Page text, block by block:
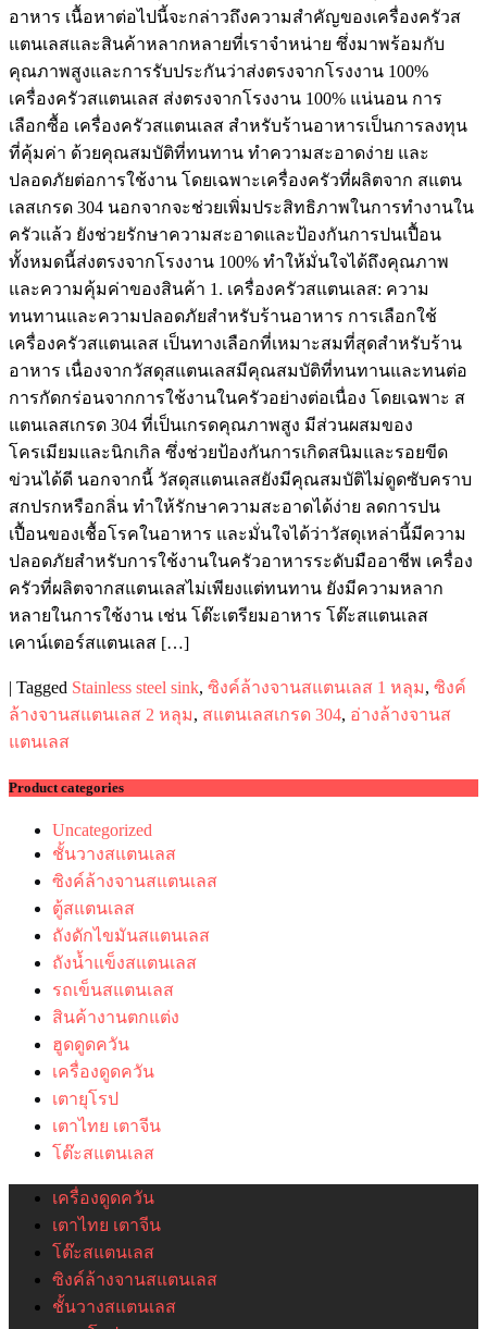
อาหาร เนื้อหาต่อไปนี้จะกล่าวถึงความสำคัญของเครื่องครัวส
แตนเลสและสินค้าหลากหลายที่เราจำหน่าย ซึ่งมาพร้อมกับ
คุณภาพสูงและการรับประกันว่าส่งตรงจากโรงงาน 100%
เครื่องครัวสแตนเลส ส่งตรงจากโรงงาน 100% แน่นอน การ
เลือกซื้อ เครื่องครัวสแตนเลส สำหรับร้านอาหารเป็นการลงทุน
ที่คุ้มค่า ด้วยคุณสมบัติที่ทนทาน ทำความสะอาดง่าย และ
ปลอดภัยต่อการใช้งาน โดยเฉพาะเครื่องครัวที่ผลิตจาก สแตน
เลสเกรด 304 นอกจากจะช่วยเพิ่มประสิทธิภาพในการทำงานใน
ครัวแล้ว ยังช่วยรักษาความสะอาดและป้องกันการปนเปื้อน
ทั้งหมดนี้ส่งตรงจากโรงงาน 100% ทำให้มั่นใจได้ถึงคุณภาพ
และความคุ้มค่าของสินค้า 1. เครื่องครัวสแตนเลส: ความ
ทนทานและความปลอดภัยสำหรับร้านอาหาร การเลือกใช้
เครื่องครัวสแตนเลส เป็นทางเลือกที่เหมาะสมที่สุดสำหรับร้าน
อาหาร เนื่องจากวัสดุสแตนเลสมีคุณสมบัติที่ทนทานและทนต่อ
การกัดกร่อนจากการใช้งานในครัวอย่างต่อเนื่อง โดยเฉพาะ ส
แตนเลสเกรด 304 ที่เป็นเกรดคุณภาพสูง มีส่วนผสมของ
โครเมียมและนิกเกิล ซึ่งช่วยป้องกันการเกิดสนิมและรอยขีด
ข่วนได้ดี นอกจากนี้ วัสดุสแตนเลสยังมีคุณสมบัติไม่ดูดซับคราบ
สกปรกหรือกลิ่น ทำให้รักษาความสะอาดได้ง่าย ลดการปน
เปื้อนของเชื้อโรคในอาหาร และมั่นใจได้ว่าวัสดุเหล่านี้มีความ
ปลอดภัยสำหรับการใช้งานในครัวอาหารระดับมืออาชีพ เครื่อง
ครัวที่ผลิตจากสแตนเลสไม่เพียงแต่ทนทาน ยังมีความหลาก
หลายในการใช้งาน เช่น โต๊ะเตรียมอาหาร โต๊ะสแตนเลส
เคาน์เตอร์สแตนเลส […]
| Tagged Stainless steel sink, ซิงค์ล้างจานสแตนเลส 1 หลุม, ซิงค์
ล้างจานสแตนเลส 2 หลุม, สแตนเลสเกรด 304, อ่างล้างจานส
แตนเลส
Product categories
Uncategorized
ชั้นวางสแตนเลส
ซิงค์ล้างจานสแตนเลส
ตู้สแตนเลส
ถังดักไขมันสแตนเลส
ถังน้ำแข็งสแตนเลส
รถเข็นสแตนเลส
สินค้างานตกแต่ง
ฮูดดูดควัน
เครื่องดูดควัน
เตายุโรป
เตาไทย เตาจีน
โต๊ะสแตนเลส
เครื่องดูดควัน
เตาไทย เตาจีน
โต๊ะสแตนเลส
ซิงค์ล้างจานสแตนเลส
ชั้นวางสแตนเลส